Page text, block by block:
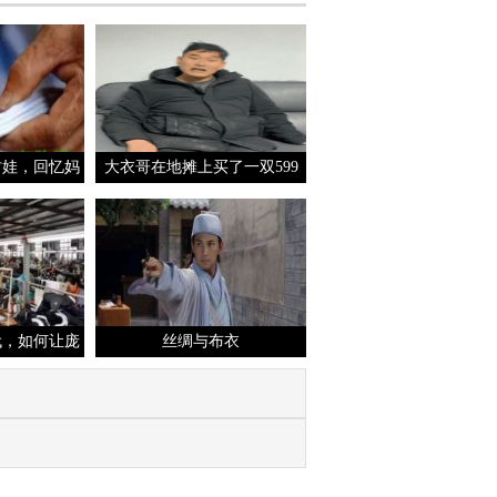
，回忆妈
这是一份
大衣哥在地摊上买了一双599
元的棉鞋，摊主也太会看人下
菜碟了吧
如何让庞
布鞋消费
丝绸与布衣